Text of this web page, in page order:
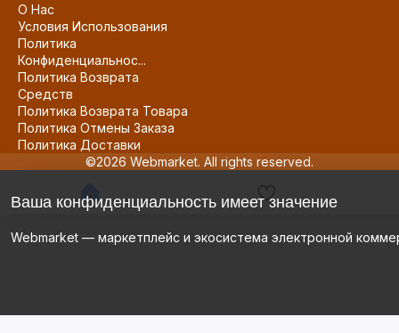
О Нас
Условия Использования
Политика
Конфиденциальнос...
Политика Возврата
Средств
Политика Возврата Товара
Политика Отмены Заказа
Политика Доставки
©2026 Webmarket. All rights reserved.
Ваша конфиденциальность имеет значение
Webmarket — маркетплейс и экосистема электронной